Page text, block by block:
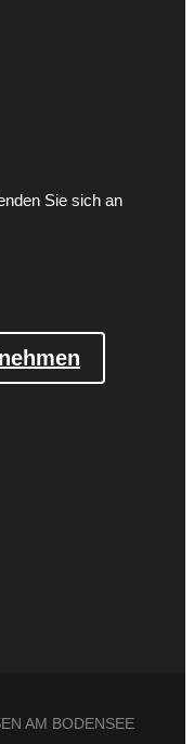
Sie sich an
AM BODENSEE